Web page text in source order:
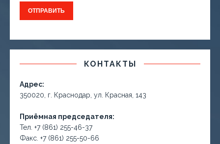
КОНТАКТЫ
Адрес:
350020, г. Краснодар, ул. Красная, 143
Приёмная председателя:
Тел. +7 (861) 255-46-37
Факс. +7 (861) 255-50-66